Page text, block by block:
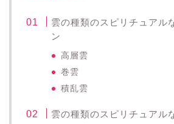
雲の種類のスピリチュアル
ン
高層雲
巻雲
積乱雲
雲の種類のスピリチュアル